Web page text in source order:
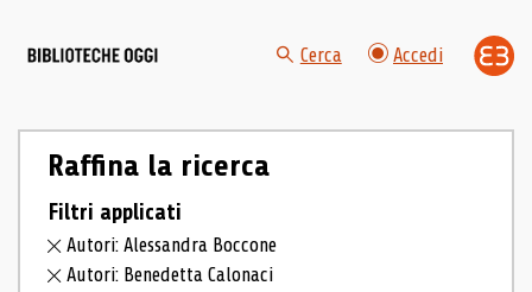
Cerca Accedi
Raffina la ricerca
Filtri applicati
Autori: Alessandra Boccone
Autori: Benedetta Calonaci